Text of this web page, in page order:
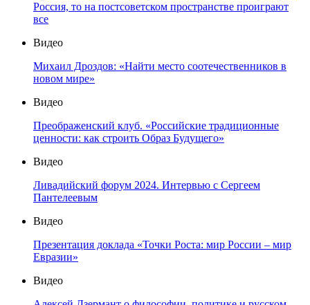
Россия, то на постсоветском пространстве проиграют
все
Видео
Михаил Дроздов: «Найти место соотечественников в
новом мире»
Видео
Преображенский клуб. «Российские традиционные
ценности: как строить Образ Будущего»
Видео
Ливадийский форум 2024. Интервью с Сергеем
Пантелеевым
Видео
Презентация доклада «Точки Роста: мир России – мир
Евразии»
Видео